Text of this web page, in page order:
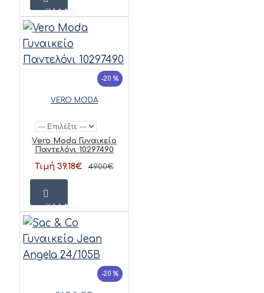
ΚΑΛΆΘΙ
-20 %
VERO MODA
Vero Moda Γυναικείο
Παντελόνι 10297490
Τιμή 39.18€ 49.00€
ΚΑΛΆΘΙ
-20 %